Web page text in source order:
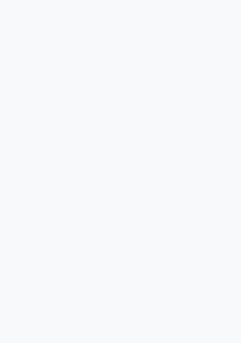
área de transferência